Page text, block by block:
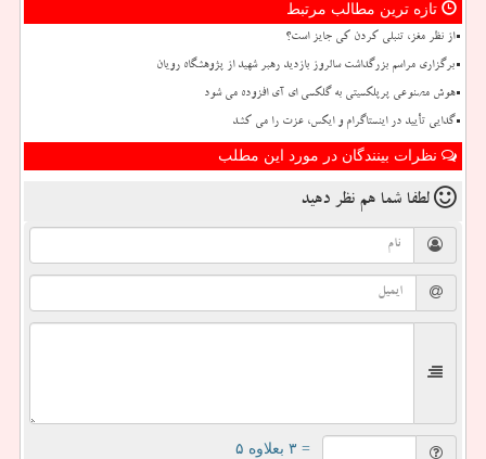
تازه ترین مطالب مرتبط
از نظر مغز، تنبلی کردن کی جایز است؟
برگزاری مراسم بزرگداشت سالروز بازدید رهبر شهید از پژوهشگاه رویان
هوش مصنوعی پرپلکسیتی به گلکسی ای آی افزوده می شود
گدایی تأیید در اینستاگرام و ایکس، عزت را می کشد
نظرات بینندگان در مورد این مطلب
لطفا شما هم نظر دهید
= ۳ بعلاوه ۵